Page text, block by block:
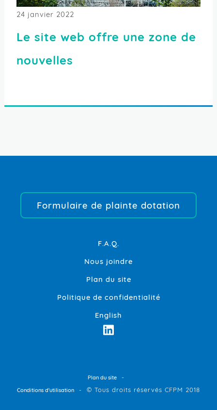
24 janvier 2022
Le site web offre une zone de
nouvelles
Formulaire de plainte dotation
F.A.Q.
Nous joindre
Plan du site
Politique de confidentialité
English
Plan du site -
Conditions d'utilisation - © Tous droits réservés CFPM 2018
Hébergé par